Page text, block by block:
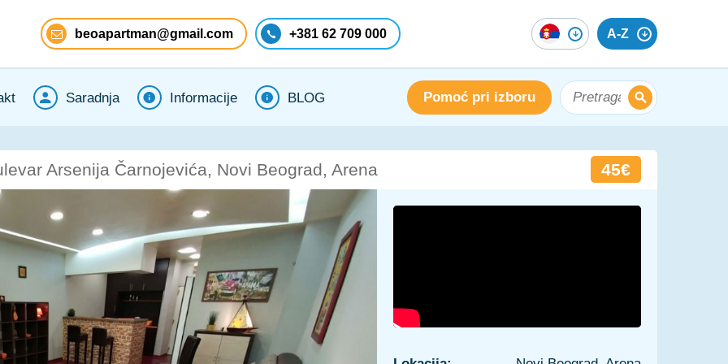
beoapartman@gmail.com +381 62 709 000 A-Z
Saradnja Informacije BLOG Pomoć pri izboru
Arsenija Čarnojevića, Novi Beograd, Arena 45€